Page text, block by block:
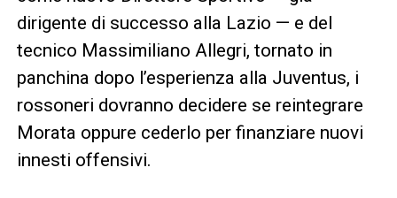
dirigente di successo alla Lazio — e del
tecnico Massimiliano Allegri, tornato in
panchina dopo l’esperienza alla Juventus, i
rossoneri dovranno decidere se reintegrare
Morata oppure cederlo per finanziare nuovi
innesti offensivi.